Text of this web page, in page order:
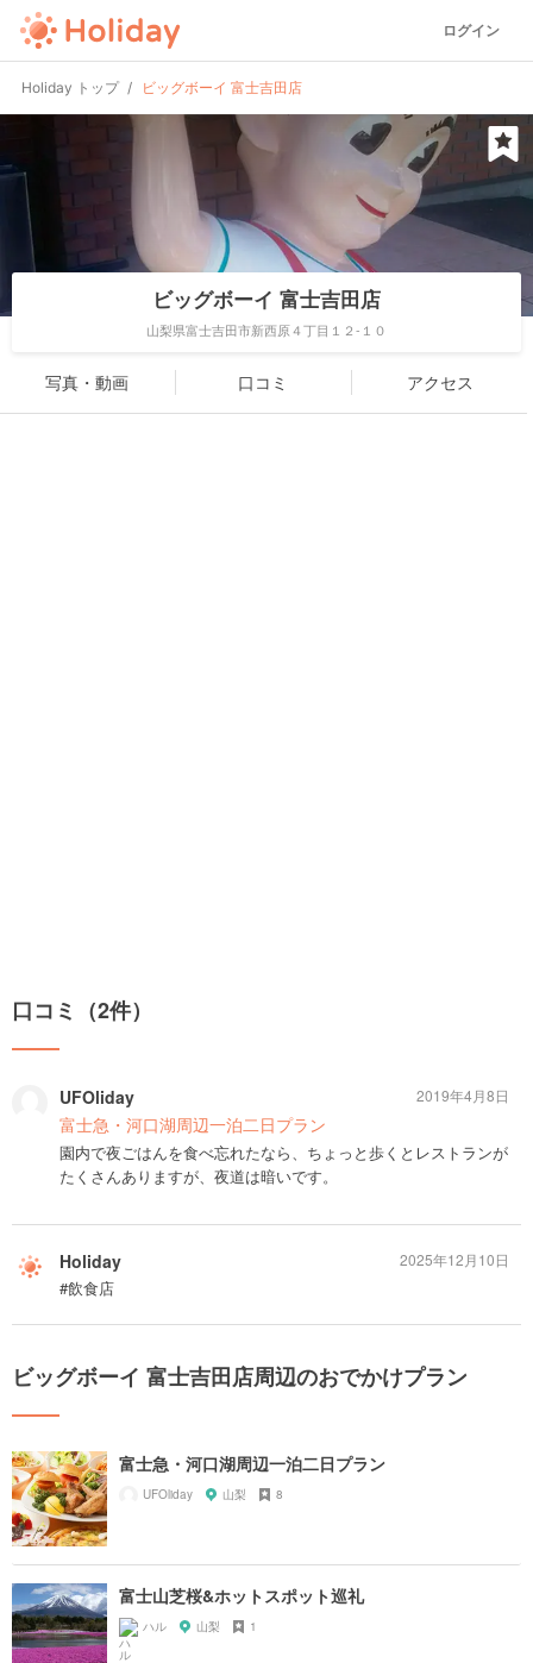
ログイン
Holiday トップ ビッグボーイ 富士吉田店
ビッグボーイ 富士吉田店
山梨県富士吉田市新西原４丁目１２-１０
写真・動画 口コミ アクセス
口コミ（2件）
UFOliday
富士急・河口湖周辺一泊二日プラン
園内で夜ごはんを食べ忘れたなら、ちょっと歩くとレストランが
たくさんありますが、夜道は暗いです。
2019年4月8日
Holiday
#飲食店
2025年12月10日
ビッグボーイ 富士吉田店周辺のおでかけプラン
富士急・河口湖周辺一泊二日プラン
UFOliday 山梨 8
富士山芝桜&ホットスポット巡礼
ハル 山梨 1